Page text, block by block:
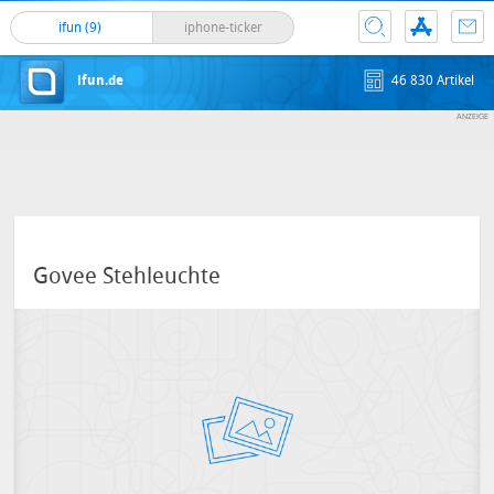
ifun (9) iphone-ticker
ifun.de 46 830 Artikel
Govee Stehleuchte